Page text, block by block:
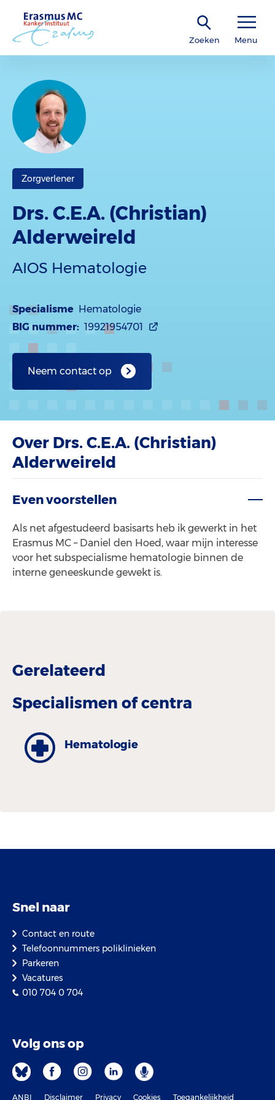
Zoeken Menu
Zorgverlener
Drs. C.E.A. (Christian)
Alderweireld
AIOS Hematologie
Specialisme Hematologie
BIG nummer: 19921954701
Neem contact op
Over Drs. C.E.A. (Christian)
Alderweireld
Even voorstellen
Als net afgestudeerd basisarts heb ik gewerkt in het
Erasmus MC – Daniel den Hoed, waar mijn interesse
voor het subspecialisme hematologie binnen de
interne geneeskunde gewekt is.
Gerelateerd
Specialismen of centra
Hematologie
Snel naar
Contact en route
Telefoonnummers poliklinieken
Parkeren
Vacatures
010 704 0 704
Volg ons op
ANBI Disclaimer Privacy Cookies Toegankelijkheid